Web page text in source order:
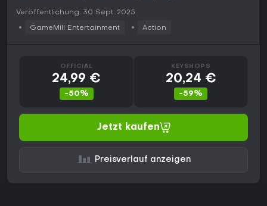
Veröffentlichung: 30 Sept. 2025
GameMill Entertainment Action
OFFICIAL
24,99 €
-50%
KEYSHOPS
20,24 €
-59%
Jetzt kaufen
Preisverlauf anzeigen